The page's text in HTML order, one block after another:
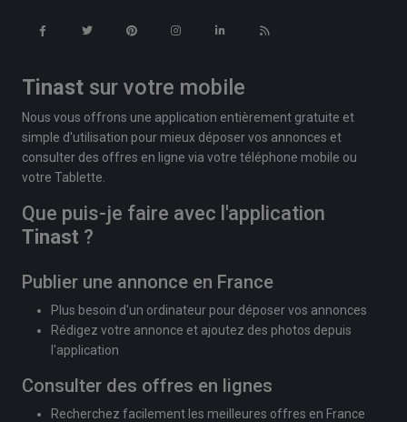
Tinast sur votre mobile
Nous vous offrons une application entièrement gratuite et
simple d'utilisation pour mieux déposer vos annonces et
consulter des offres en ligne via votre téléphone mobile ou
votre Tablette.
Que puis-je faire avec l'application
Tinast ?
Publier une annonce en France
Plus besoin d'un ordinateur pour déposer vos annonces
Rédigez votre annonce et ajoutez des photos depuis
l'application
Consulter des offres en lignes
Recherchez facilement les meilleures offres en France